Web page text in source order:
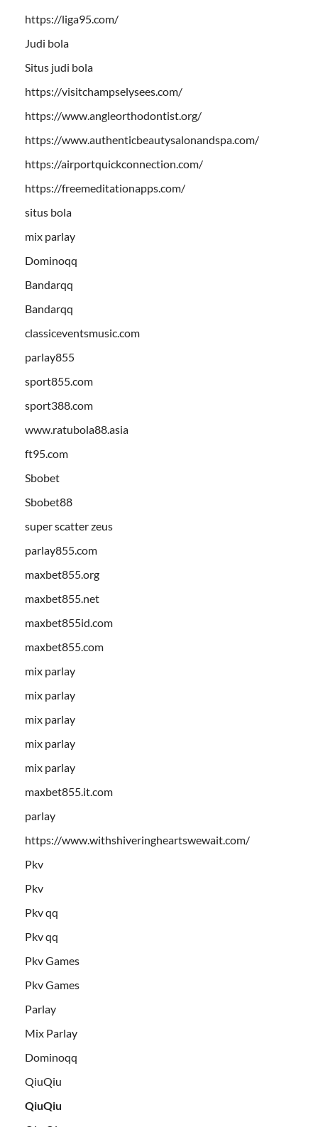
https://liga95.com/
Judi bola
Situs judi bola
https://visitchampselysees.com/
https://www.angleorthodontist.org/
https://www.authenticbeautysalonandspa.com/
https://airportquickconnection.com/
https://freemeditationapps.com/
situs bola
mix parlay
Dominoqq
Bandarqq
Bandarqq
classiceventsmusic.com
parlay855
sport855.com
sport388.com
www.ratubola88.asia
ft95.com
Sbobet
Sbobet88
super scatter zeus
parlay855.com
maxbet855.org
maxbet855.net
maxbet855id.com
maxbet855.com
mix parlay
mix parlay
mix parlay
mix parlay
mix parlay
maxbet855.it.com
parlay
https://www.withshiveringheartswewait.com/
Pkv
Pkv
Pkv qq
Pkv qq
Pkv Games
Pkv Games
Parlay
Mix Parlay
Dominoqq
QiuQiu
QiuQiu